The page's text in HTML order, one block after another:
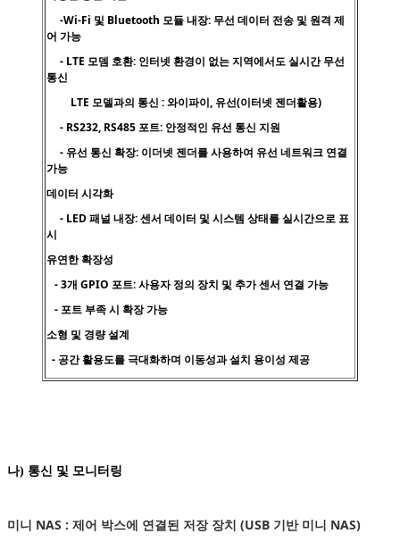
-Wi-Fi 및 Bluetooth 모듈 내장: 무선 데이터 전송 및 원격 제
어 가능
- LTE 모뎀 호환: 인터넷 환경이 없는 지역에서도 실시간 무선
통신
LTE 모델과의 통신 : 와이파이, 유선(이터넷 젠더활용)
- RS232, RS485 포트: 안정적인 유선 통신 지원
- 유선 통신 확장: 이더넷 젠더를 사용하여 유선 네트워크 연결
가능
데이터 시각화
- LED 패널 내장: 센서 데이터 및 시스템 상태를 실시간으로 표
시
유연한 확장성
- 3개 GPIO 포트: 사용자 정의 장치 및 추가 센서 연결 가능
- 포트 부족 시 확장 가능
소형 및 경량 설계
- 공간 활용도를 극대화하며 이동성과 설치 용이성 제공
나) 통신 및 모니터링
미니 NAS : 제어 박스에 연결된 저장 장치 (USB 기반 미니 NAS)